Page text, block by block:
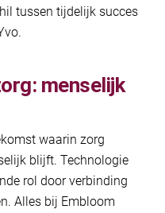
tussen tijdelijk succes
menselijk
waarin zorg
blijft. Technologie
rol door verbinding
Alles bij Embloom